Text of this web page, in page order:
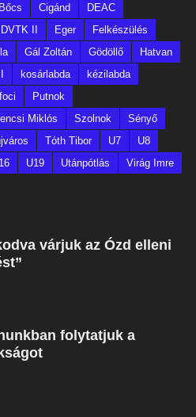
Bőcs Cigánd
DEAC
DVTK II Eger
Felkészülés
Gál Zoltán Gödöllő
Hatvan
kosárlabda
kézilabda
Putnok
Miklós Szolnok
Sényő
Tóth Tibor U7
U8
U19 Utánpótlás
Virág Imre
várjuk az Ózd elleni
folytatjuk a